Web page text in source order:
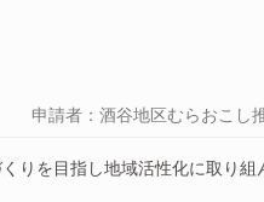
申請者：酒谷地区むらおこし
りを目指し地域活性化に取り組